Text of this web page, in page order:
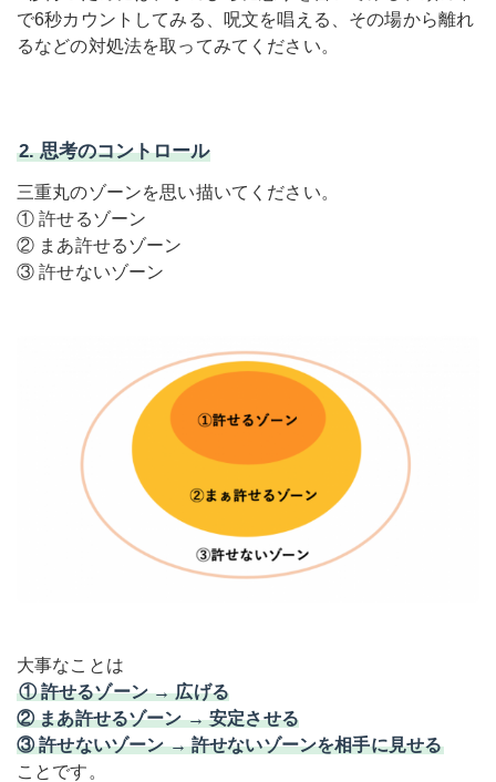
で6秒カウントしてみる、呪文を唱える、その場から離れ
るなどの対処法を取ってみてください。
2. 思考のコントロール
三重丸のゾーンを思い描いてください。
① 許せるゾーン
② まあ許せるゾーン
③ 許せないゾーン
大事なことは
① 許せるゾーン → 広げる
② まあ許せるゾーン → 安定させる
③ 許せないゾーン → 許せないゾーンを相手に見せる
ことです。